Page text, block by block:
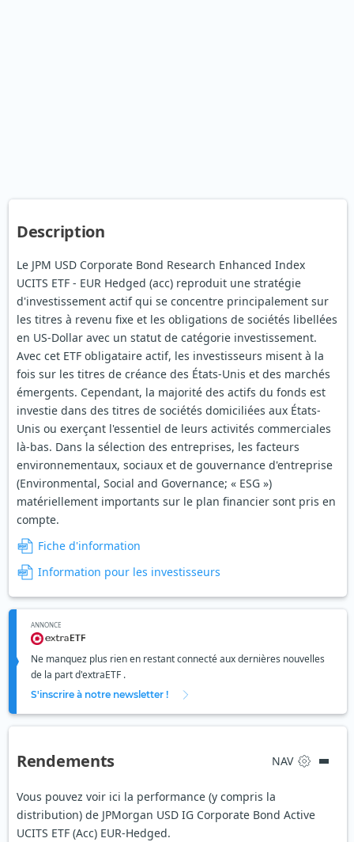
Description
Le JPM USD Corporate Bond Research Enhanced Index
UCITS ETF - EUR Hedged (acc) reproduit une stratégie
d'investissement actif qui se concentre principalement sur
les titres à revenu fixe et les obligations de sociétés libellées
en US-Dollar avec un statut de catégorie investissement.
Avec cet ETF obligataire actif, les investisseurs misent à la
fois sur les titres de créance des États-Unis et des marchés
émergents. Cependant, la majorité des actifs du fonds est
investie dans des titres de sociétés domiciliées aux États-
Unis ou exerçant l'essentiel de leurs activités commerciales
là-bas. Dans la sélection des entreprises, les facteurs
environnementaux, sociaux et de gouvernance d'entreprise
(Environmental, Social and Governance; « ESG »)
matériellement importants sur le plan financier sont pris en
compte.
Fiche d'information
Information pour les investisseurs
ANNONCE
Ne manquez plus rien en restant connecté aux dernières nouvelles
de la part d'extraETF .
S'inscrire à notre newsletter !
Rendements NAV
Vous pouvez voir ici la performance (y compris la
distribution) de JPMorgan USD IG Corporate Bond Active
UCITS ETF (Acc) EUR-Hedged.